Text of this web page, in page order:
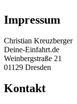
Impressum
Christian Kreuzberger
Deine-Einfahrt.de
Weinbergstraße 21
01129 Dresden
Kontakt